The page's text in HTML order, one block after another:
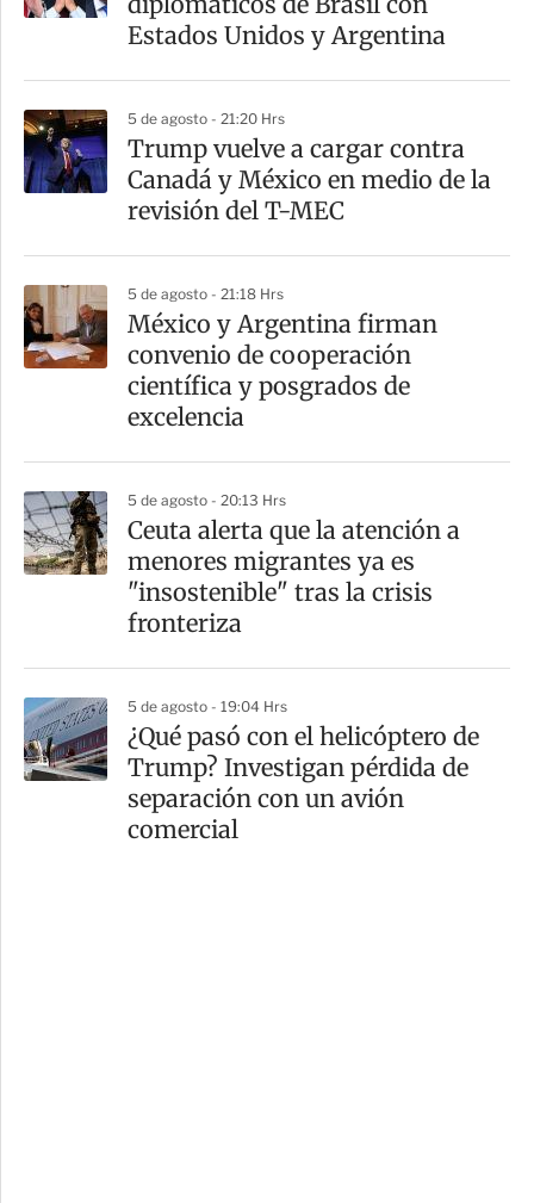
t
Estados Unidos y Argentina
5 de agosto - 21:20 Hrs
Trump vuelve a cargar contra
Canadá y México en medio de la
revisión del T-MEC
5 de agosto - 21:18 Hrs
México y Argentina firman
convenio de cooperación
científica y posgrados de
excelencia
5 de agosto - 20:13 Hrs
Ceuta alerta que la atención a
menores migrantes ya es
"insostenible" tras la crisis
fronteriza
5 de agosto - 19:04 Hrs
¿Qué pasó con el helicóptero de
Trump? Investigan pérdida de
separación con un avión
comercial